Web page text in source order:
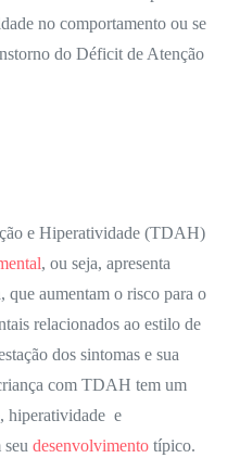
no comportamento ou se
do Déficit de Atenção
e Hiperatividade (TDAH)
, ou seja, apresenta
que aumentam o risco para o
relacionados ao estilo de
dos sintomas e sua
com TDAH tem um
hiperatividade e
seudesenvolvimento típico.